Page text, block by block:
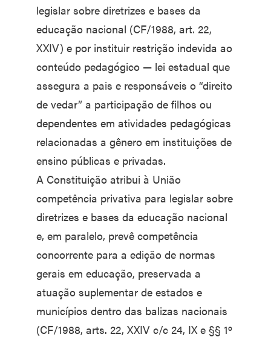
legislar sobre diretrizes e bases da
educação nacional (CF/1988, art. 22,
XXIV) e por instituir restrição indevida ao
conteúdo pedagógico — lei estadual que
assegura a pais e responsáveis o “direito
de vedar” a participação de filhos ou
dependentes em atividades pedagógicas
relacionadas a gênero em instituições de
ensino públicas e privadas.
A Constituição atribui à União
competência privativa para legislar sobre
diretrizes e bases da educação nacional
e, em paralelo, prevê competência
concorrente para a edição de normas
gerais em educação, preservada a
atuação suplementar de estados e
municípios dentro das balizas nacionais
(CF/1988, arts. 22, XXIV c/c 24, IX e §§ 1º